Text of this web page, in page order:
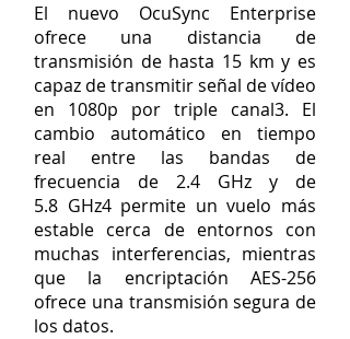
El nuevo OcuSync Enterprise
ofrece una distancia de
transmisión de hasta 15 km y es
capaz de transmitir señal de vídeo
en 1080p por triple canal3. El
cambio automático en tiempo
real entre las bandas de
frecuencia de 2.4 GHz y de
5.8 GHz4 permite un vuelo más
estable cerca de entornos con
muchas interferencias, mientras
que la encriptación AES-256
ofrece una transmisión segura de
los datos.